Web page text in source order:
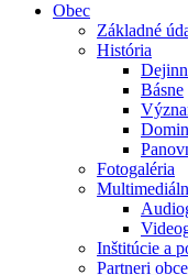
Obec
Základné
História
Básne
Fotogaléria
Inštitúcie a
Partneri